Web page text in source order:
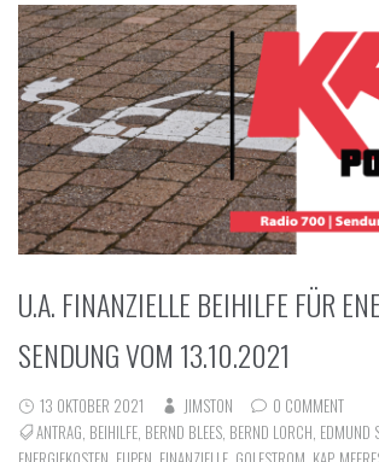
U.A. FINANZIELLE BEIHILFE FÜR
SENDUNG VOM 13.10.2021
13 OKTOBER 2021 JIMSTON
0 COMMENT
ANTRAG BEIHILFE BERND BLEES BERND LORCH EDMUND